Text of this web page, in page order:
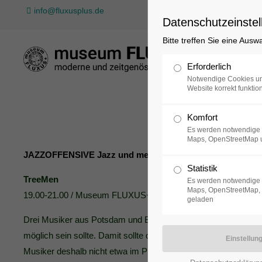
info@fluxusplus.de
Sammlung
JAZZOFFENSIVE Jazz und mehr in der Schiffbauergasse
TreeMen
19.00-21.00 / Museum FLUXUS+
Drei Musiker aus Potsdam und Berlin hatten eine Idee. Sie
möglich sein sollte. Damit sollte das Publikum von der ersten
Musiker deshalb nicht etwa im Probekeller zusammen,
Bitte treffen Sie eine
Erforderlich
Notwendige Cookies
Website korrekt
Komfort
Es werden
Maps,
Statistik
Es werden
Maps,
geladen